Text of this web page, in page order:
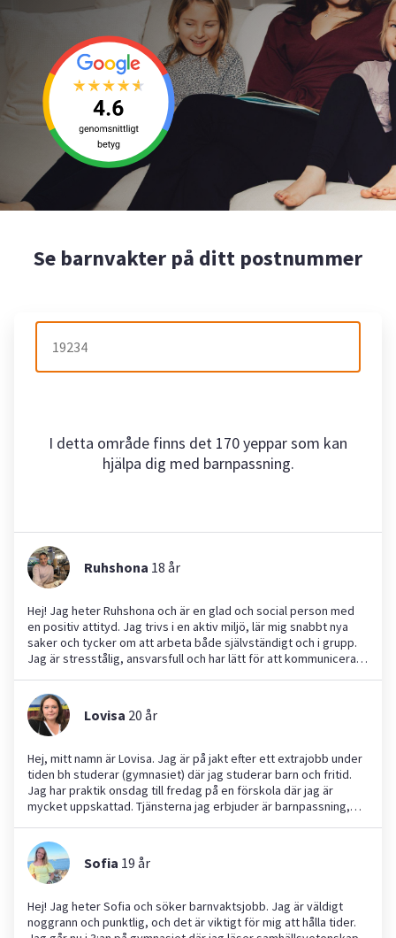
Se barnvakter på ditt postnummer
I detta område finns det 170 yeppar som kan
hjälpa dig med barnpassning.
Ruhshona 18 år
Hej! Jag heter Ruhshona och är en glad och social person med
en positiv attityd. Jag trivs i en aktiv miljö, lär mig snabbt nya
saker och tycker om att arbeta både självständigt och i grupp.
Jag är stresstålig, ansvarsfull och har lätt för att kommunicera
hundpassning, läxhjälp, trädgårdsarbete och andra sysslor. Jag
har alltid älskat att spendera tid med barn och har tidigare
erfarenhet som barnvakt under flera månader. Dessutom har jag
haft prao på en förskola, där jag fick värdefull erfarenhet av att
leka och ta hand om barn i olika åldrar. Jag har även stor
erfarenhet av att ta hand om djur, särskilt hundar, eftersom jag
själv har en och har hjälpt till med hundpassning flera gånger.
Jag ser fram emot att få möjligheten att hjälpa till och hoppas
att jag kan vara till nytta för er!
Lovisa 20 år
Hej, mitt namn är Lovisa. Jag är på jakt efter ett extrajobb under
tiden bh studerar (gymnasiet) där jag studerar barn och fritid.
Jag har praktik onsdag till fredag på en förskola där jag är
mycket uppskattad. Tjänsterna jag erbjuder är barnpassning,
är att jag är person med svenska som modersmål och
avancerad kunskap inom det engelska språket, jag är mycket
bra på att hålla tider och är erfaren. Eftersom jag praktiserar på
förskola (år 2/3) är jag mycket erfaren av barn och kan ha en
stark och förstående kommunikation med barn. Jag har även
erfarenhet av barnpassning sedan tidigare. Jag har erfarenhet
av hundpassning då jag passat släktingars och kompisars
Sofia 19 år
Hej! Jag heter Sofia och söker barnvaktsjobb. Jag är väldigt
noggrann och punktlig, och det är viktigt för mig att hålla tider.